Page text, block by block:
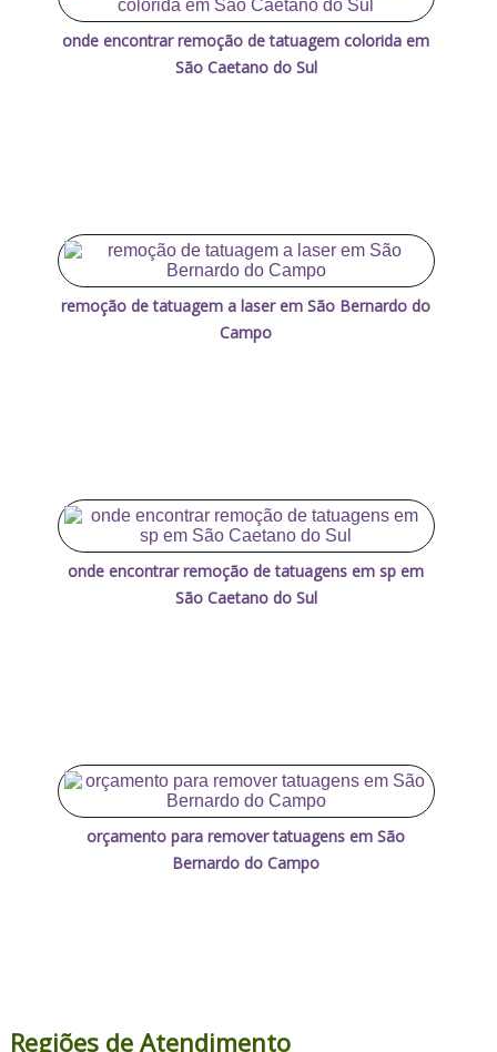
onde encontrar remoção de tatuagem colorida em
São Caetano do Sul
remoção de tatuagem a laser em São Bernardo do
Campo
onde encontrar remoção de tatuagens em sp em
São Caetano do Sul
orçamento para remover tatuagens em São
Bernardo do Campo
Regiões de Atendimento